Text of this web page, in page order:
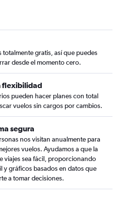
totalmente gratis, así que puedes
desde el momento cero.
flexibilidad
pueden hacer planes con total
vuelos sin cargos por cambios.
segura
nos visitan anualmente para
vuelos. Ayudamos a que la
viajes sea fácil, proporcionando
y gráficos basados en datos que
a tomar decisiones.